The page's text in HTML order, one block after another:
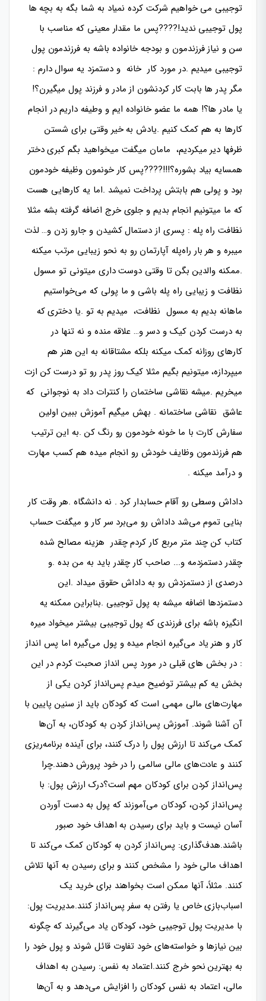
توجیبی می خواهیم شرکت کرده نمیاد به شما بگه به بچه ها
پول توجیبی ندید!????پس ما مقدار معینی که مناسب با
سن و نیاز فرزندمون و بودجه خانواده باشه به فرزندمون پول
توجیبی میدیم .در مورد کار خانه و دستمزد یه سوال دارم :
مگر پدر ها بابت کار کردنشون از مادر و فرزند پول میگیرن؟!
یا مادر ها؟! همه ما عضو خانواده ایم و وطیفه داریم در انجام
کارها به هم کمک کنیم .یادش به خیر وقتی برای شستن
ظرفها دیر میکردیم، مامان میگفت میخواهید بگم کبری دختر
همسایه بیاد بشوره؟!!!????پس کار خونمون وظیفه خودمون
بود و پولی هم بابتش پرداخت نمیشد .اما یه کارهایی هست
که ما میتونیم انجام بدیم و جلوی خرج اضافه گرفته بشه مثلا
نظافت راه پله : پسری از دستمال کشیدن و جارو زدن و… لذت
میبره و هر بار راه‌پله آپارتمان رو به نحو زیبایی مرتب میکنه
.ممکنه والدین بگن تا وقتی دوست داری میتونی تو مسول
نظافت و زیبایی راه پله باشی و ما پولی که می‌خواستیم
ماهانه بدیم به مسول نظافت، میدیم به تو .یا دختری که
به درست کردن کیک و دسر و… علاقه منده و نه تنها در
کارهای روزانه کمک میکنه بلکه مشتاقانه به این هنر هم
میپردازه، میتونیم بگیم مثلا کیک روز پدر رو تو درست کن ازت
میخریم .میشه نقاشی ساختمان را کنترات داد به نوجوانی که
عاشق نقاشی ساختمانه . بهش میگیم آموزش ببین اولین
سفارش کارت با ما خونه خودمون رو رنگ کن .به این ترتیب
هم فرزندمون وظایف خودش رو انجام میده هم کسب مهارت
و درآمد میکنه .
داداش وسطی رو آقام حسابدار کرد . نه دانشگاه .هر وقت کار
بنایی تموم می‌شد داداش رو می‌برد سر کار و میگفت حساب
کتاب کن چند متر مربع کار کردم چقدر هزینه مصالح شده
چقدر دستمزدمه و.‌.. صاحب کار چقدر باید به من بده .و
درصدی از دستمزدش رو به داداش حقوق میداد .این
دستمزدها اضافه میشه به پول توجیبی .بنابراین ممکنه یه
انگیزه باشه برای فرزندی که پول توجیبی بیشتر میخواد میره
کار و هنر یاد می‌گیره انجام میده و پول می‌گیره اما پس انداز
: در بخش های قبلی در مورد پس انداز صحبت کردم در این
بخش یه کم بیشتر توضیح میدم پس‌انداز کردن یکی از
مهارت‌های مالی مهمی است که کودکان باید از سنین پایین با
آن آشنا شوند. آموزش پس‌انداز کردن به کودکان، به آن‌ها
کمک می‌کند تا ارزش پول را درک کنند، برای آینده برنامه‌ریزی
کنند و عادت‌های مالی سالمی را در خود پرورش دهند.چرا
پس‌انداز کردن برای کودکان مهم است؟درک ارزش پول: با
پس‌انداز کردن، کودکان می‌آموزند که پول به دست آوردن
آسان نیست و باید برای رسیدن به اهداف خود صبور
باشند.هدف‌گذاری: پس‌انداز کردن به کودکان کمک می‌کند تا
اهداف مالی خود را مشخص کنند و برای رسیدن به آنها تلاش
کنند. مثلاً، آنها ممکن است بخواهند برای خرید یک
اسباب‌بازی خاص یا رفتن به سفر پس‌انداز کنند.مدیریت پول:
با مدیریت پول توجیبی خود، کودکان یاد می‌گیرند که چگونه
بین نیازها و خواسته‌های خود تفاوت قائل شوند و پول خود را
به بهترین نحو خرج کنند.اعتماد به نفس: رسیدن به اهداف
مالی، اعتماد به نفس کودکان را افزایش می‌دهد و به آن‌ها